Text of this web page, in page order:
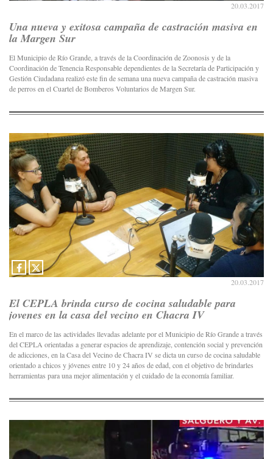
20.03.2017
Una nueva y exitosa campaña de castración masiva en
la Margen Sur
El Municipio de Río Grande, a través de la Coordinación de Zoonosis y de la
Coordinación de Tenencia Responsable dependientes de la Secretaría de Participación y
Gestión Ciudadana realizó este fin de semana una nueva campaña de castración masiva
de perros en el Cuartel de Bomberos Voluntarios de Margen Sur.
20.03.2017
El CEPLA brinda curso de cocina saludable para
jovenes en la casa del vecino en Chacra IV
En el marco de las actividades llevadas adelante por el Municipio de Río Grande a través
del CEPLA orientadas a generar espacios de aprendizaje, contención social y prevención
de adicciones, en la Casa del Vecino de Chacra IV se dicta un curso de cocina saludable
orientado a chicos y jóvenes entre 10 y 24 años de edad, con el objetivo de brindarles
herramientas para una mejor alimentación y el cuidado de la economía familiar.